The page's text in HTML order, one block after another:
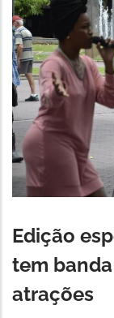
Edição
tem
atrações